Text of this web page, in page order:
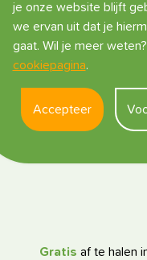
je onze website blijft
we ervan uit dat je
gaat. Wil je meer weten?
cookiepagina.
Accepteer
Gratis af te halen